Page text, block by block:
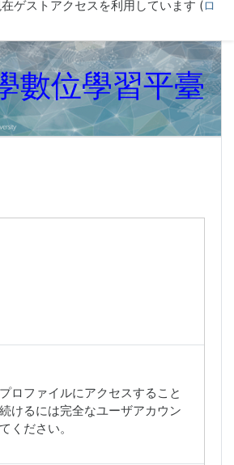
ップする
ゲストアクセスを利用しています (ロ
數位學習平臺
ロファイルにアクセスすること
けるには完全なユーザアカウン
ください。